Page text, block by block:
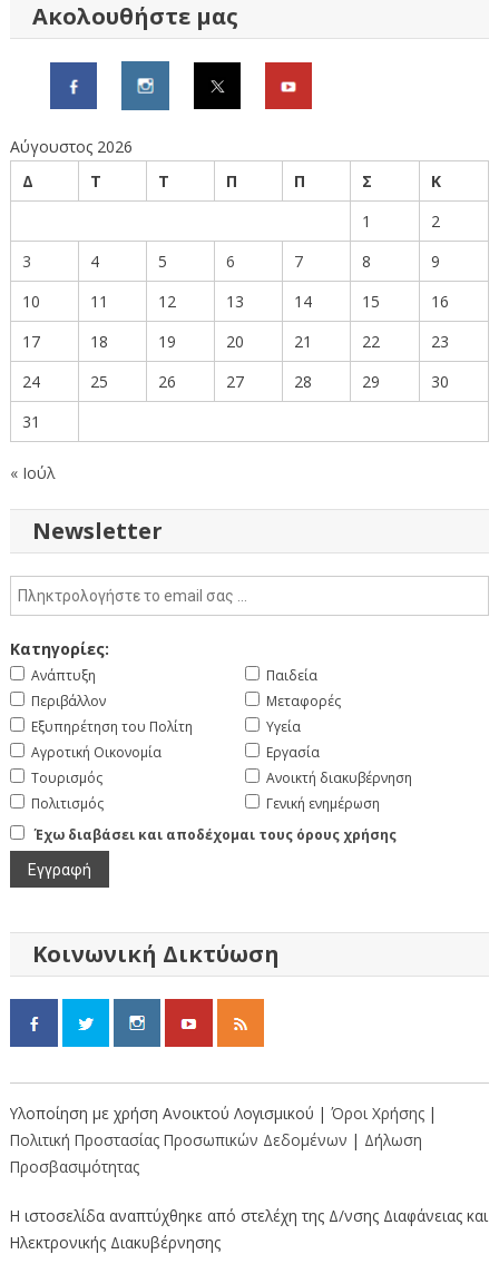
Ακολουθήστε μας
Αύγουστος 2026
Δ
Τ Τ Π Π Σ
Κ
1
2
3
4 5 6 7 8
9
10
11 12 13 14 15
16
17
18 19 20 21 22
23
24
25 26 27 28 29
30
31
« Ιούλ
Newsletter
Κατηγορίες:
Ανάπτυξη
Περιβάλλον
Εξυπηρέτηση του Πολίτη
Αγροτική Οικονομία
Τουρισμός
Πολιτισμός
Παιδεία
Μεταφορές
Υγεία
Εργασία
Ανοικτή διακυβέρνηση
Γενική ενημέρωση
Έχω διαβάσει και αποδέχομαι τους όρους χρήσης
Κοινωνική Δικτύωση
Υλοποίηση με χρήση Ανοικτού Λογισμικού | Όροι Χρήσης |
Πολιτική Προστασίας Προσωπικών Δεδομένων | Δήλωση
Προσβασιμότητας
Η ιστοσελίδα αναπτύχθηκε από στελέχη της Δ/νσης Διαφάνειας και
Ηλεκτρονικής Διακυβέρνησης